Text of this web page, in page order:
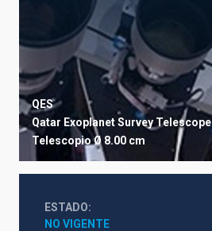
QES
Qatar Exoplanet Survey Telescope
Telescopio Ø 8.00 cm
ESTADO
NO VIGENTE